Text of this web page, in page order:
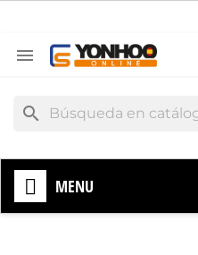

search
MENU